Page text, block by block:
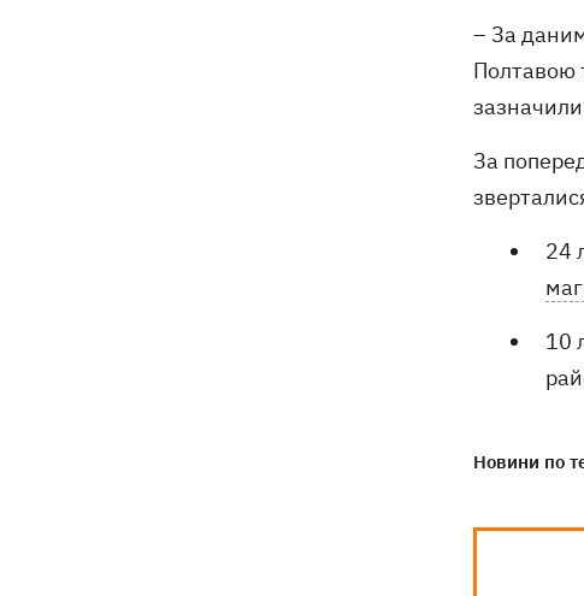
– За
Полтавою
За
24
10
Новини по